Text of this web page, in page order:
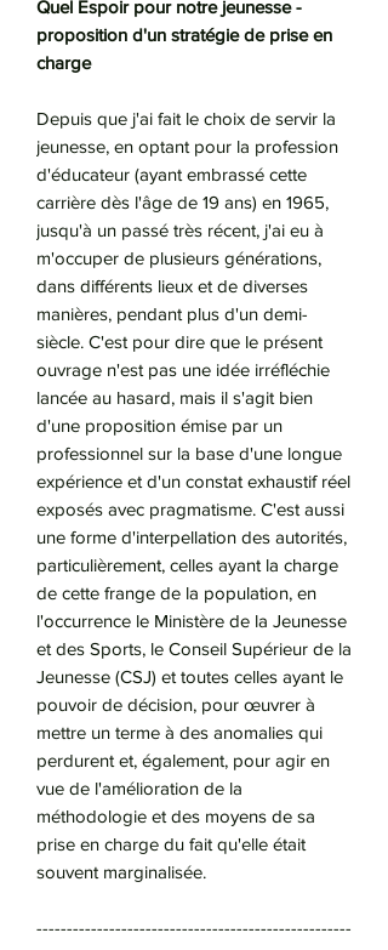
Quel Espoir pour notre jeunesse -
proposition d'un stratégie de prise en
charge
Depuis que j'ai fait le choix de servir la
jeunesse, en optant pour la profession
d'éducateur (ayant embrassé cette
carrière dès l'âge de 19 ans) en 1965,
jusqu'à un passé très récent, j'ai eu à
m'occuper de plusieurs générations,
dans différents lieux et de diverses
manières, pendant plus d'un demi-
siècle. C'est pour dire que le présent
ouvrage n'est pas une idée irréfléchie
lancée au hasard, mais il s'agit bien
d'une proposition émise par un
professionnel sur la base d'une longue
expérience et d'un constat exhaustif réel
exposés avec pragmatisme. C'est aussi
une forme d'interpellation des autorités,
particulièrement, celles ayant la charge
de cette frange de la population, en
l'occurrence le Ministère de la Jeunesse
et des Sports, le Conseil Supérieur de la
Jeunesse (CSJ) et toutes celles ayant le
pouvoir de décision, pour œuvrer à
mettre un terme à des anomalies qui
perdurent et, également, pour agir en
vue de l'amélioration de la
méthodologie et des moyens de sa
prise en charge du fait qu'elle était
souvent marginalisée.
----------------------------------------------------